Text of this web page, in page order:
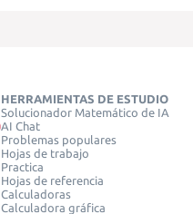
HERRAMIENTAS DE ESTUDIO
Solucionador Matemático de IA
AI Chat
Problemas populares
Hojas de trabajo
Practica
Hojas de referencia
Calculadoras
Calculadora gráfica